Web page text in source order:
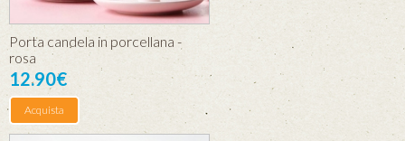
Porta candela in porcellana -
rosa
12.90€
Acquista